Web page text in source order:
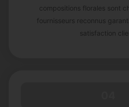
compositions florales sont
fournisseurs reconnus
satisfaction